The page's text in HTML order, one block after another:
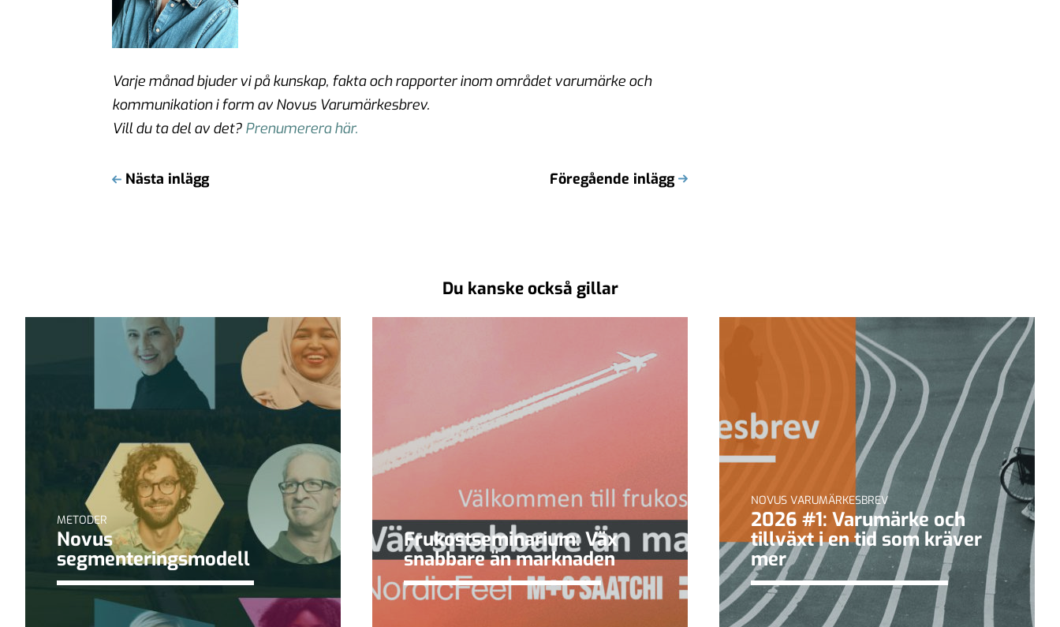
Varje månad bjuder vi på kunskap, fakta och rapporter inom området varumärke och
kommunikation i form av Novus Varumärkesbrev.
Vill du ta del av det? Prenumerera här.
Nästa inlägg Föregående inlägg
Du kanske också gillar
METODER
Novus
segmenteringsmodell
Frukostseminarium: Väx
snabbare än marknaden
NOVUS VARUMÄRKESBREV
2026 #1: Varumärke och
tillväxt i en tid som kräver
mer